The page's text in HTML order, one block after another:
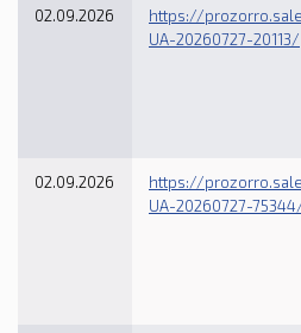
02.09.2026
https://
UA-20260727-20113/
02.09.2026
https://
UA-20260727-